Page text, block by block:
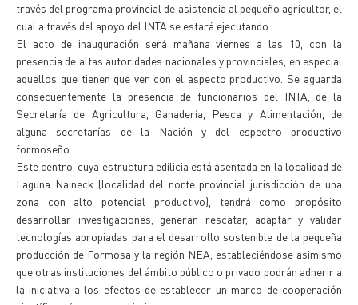
través del programa provincial de asistencia al pequeño agricultor, el
cual a través del apoyo del INTA se estará ejecutando.
El acto de inauguración será mañana viernes a las 10, con la
presencia de altas autoridades nacionales y provinciales, en especial
aquellos que tienen que ver con el aspecto productivo. Se aguarda
consecuentemente la presencia de funcionarios del INTA, de la
Secretaría de Agricultura, Ganadería, Pesca y Alimentación, de
alguna secretarías de la Nación y del espectro productivo
formoseño.
Este centro, cuya estructura edilicia está asentada en la localidad de
Laguna Naineck (localidad del norte provincial jurisdicción de una
zona con alto potencial productivo), tendrá como propósito
desarrollar investigaciones, generar, rescatar, adaptar y validar
tecnologías apropiadas para el desarrollo sostenible de la pequeña
producción de Formosa y la región NEA, estableciéndose asimismo
que otras instituciones del ámbito público o privado podrán adherir a
la iniciativa a los efectos de establecer un marco de cooperación